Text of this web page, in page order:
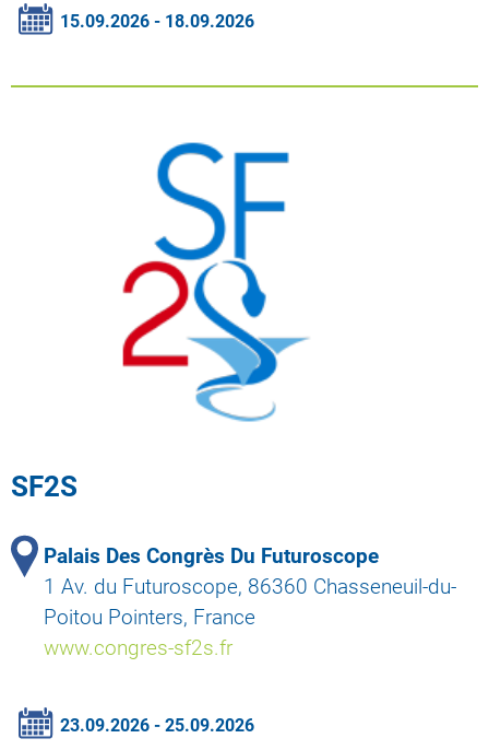
15.09.2026 - 18.09.2026
SF2S
Palais Des Congrès Du Futuroscope
1 Av. du Futuroscope, 86360 Chasseneuil-du-
Poitou Pointers, France
www.congres-sf2s.fr
23.09.2026 - 25.09.2026